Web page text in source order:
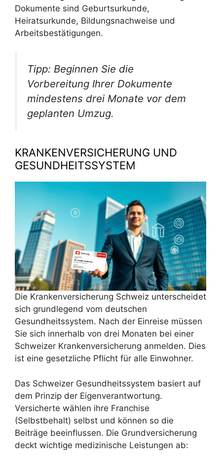
Dokumente sind Geburtsurkunde,
Heiratsurkunde, Bildungsnachweise und
Arbeitsbestätigungen.
Tipp: Beginnen Sie die
Vorbereitung Ihrer Dokumente
mindestens drei Monate vor dem
geplanten Umzug.
KRANKENVERSICHERUNG UND
GESUNDHEITSSYSTEM
Die Krankenversicherung Schweiz unterscheidet
sich grundlegend vom deutschen
Gesundheitssystem. Nach der Einreise müssen
Sie sich innerhalb von drei Monaten bei einer
Schweizer Krankenversicherung anmelden. Dies
ist eine gesetzliche Pflicht für alle Einwohner.
Das Schweizer Gesundheitssystem basiert auf
dem Prinzip der Eigenverantwortung.
Versicherte wählen ihre Franchise
(Selbstbehalt) selbst und können so die
Beiträge beeinflussen. Die Grundversicherung
deckt wichtige medizinische Leistungen ab: